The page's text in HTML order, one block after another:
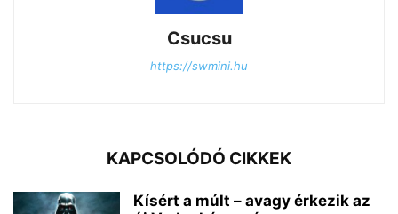
Csucsu
https://swmini.hu
KAPCSOLÓDÓ CIKKEK
Kísért a múlt – avagy érkezik az